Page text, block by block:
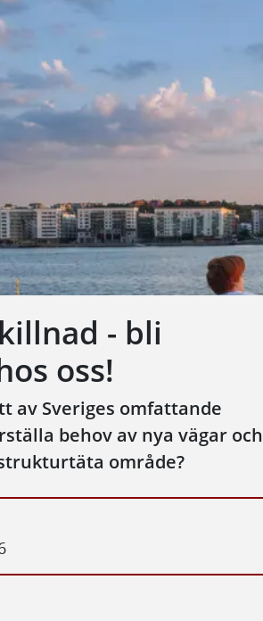
- bli
oss!
av Sveriges omfattande
behov av nya vägar och
område?